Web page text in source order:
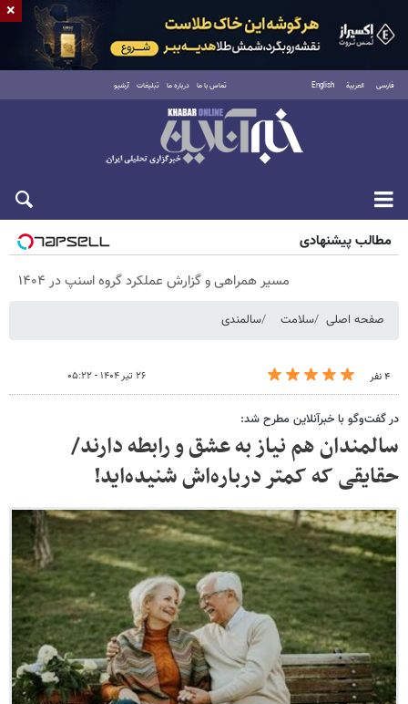
فارسی العربية English تماس با ما درباره ما تبلیغات آرشیو
پنجشنبه ۱۵ مرداد ۱۴۰۵
مطالب پیشنهادی
مسیر همراهی و گزارش عملکرد گروه اسنپ در ۱۴۰۴
صفحه اصلی سلامت سالمندی
۴ نفر ۲۶ تیر ۱۴۰۴ - ۰۵:۲۲
در گفت‌وگو با خبرآنلاین مطرح شد:
سالمندان هم نیاز به عشق و رابطه دارند/
حقایقی که کمتر درباره‌اش شنیده‌اید!
×